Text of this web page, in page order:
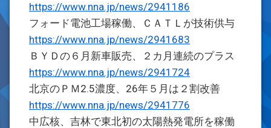
https://www.nna.jp/news/2941186
フォード電池工場稼働、ＣＡＴＬが技術供与
https://www.nna.jp/news/2941683
ＢＹＤの６月新車販売、２カ月連続のプラス
https://www.nna.jp/news/2941724
北京のＰＭ2.5濃度、26年５月は２割改善
https://www.nna.jp/news/2941776
中広核、吉林で東北初の太陽熱発電所を稼働